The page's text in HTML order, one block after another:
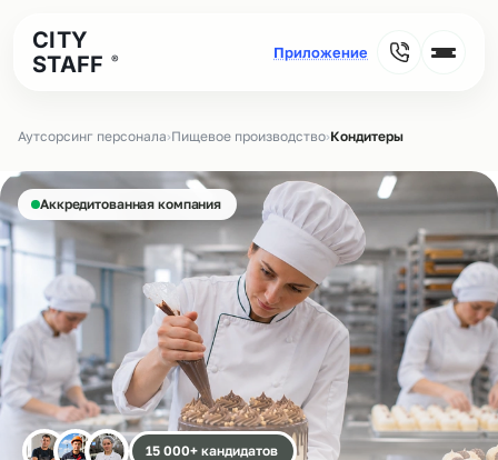
CITY
STAFF
®
Аутсорсинг персонала›Пищевое производство›Кондитеры
Аккредитованная компания
15 000+ кандидатов